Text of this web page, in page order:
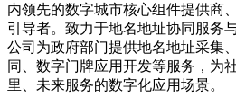
内领先的数字城市核心组件提供商
引导者。致力于地名地址协同服务
公司为政府部门提供地名地址采集
同、数字门牌应用开发等服务，为
里、未来服务的数字化应用场景。